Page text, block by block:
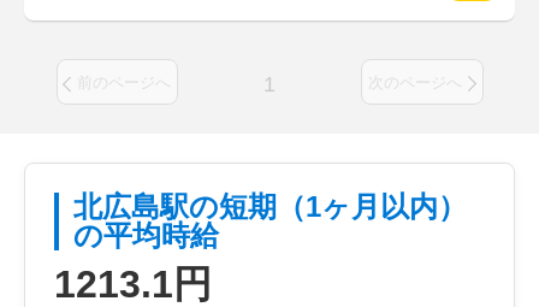
前のページへ 1 次のページへ
北広島駅の短期（1ヶ月以内）
の平均時給
1213.1円